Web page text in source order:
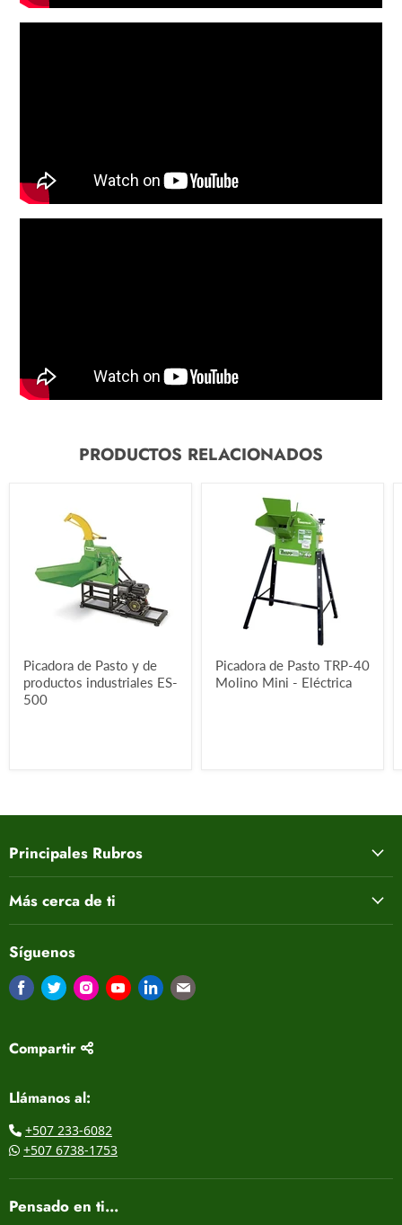
PRODUCTOS RELACIONADOS
Picadora de Pasto y de
productos industriales ES-
500
Picadora de Pasto TRP-40
Molino Mini - Eléctrica
Principales Rubros
Más cerca de ti
Síguenos
Encuéntrenos en Facebook
Encuéntrenos en Twitter
Encuéntrenos en Instagram
Encuéntrenos en Youtube
Encuéntrenos en LinkedIn
Encuéntrenos en Correo
Compartir
Llámanos al:
+507 233-6082
+507 6738-1753
Pensado en ti...